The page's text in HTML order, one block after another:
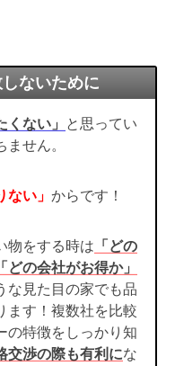
ないために
くない」
と思ってい
せん。
ない」 からです！
物をする時は 「どの
の会社がお得か」
な見た目の家でも品
ます！複数社を比較
の特徴をしっかり知
交渉の際も有利にな